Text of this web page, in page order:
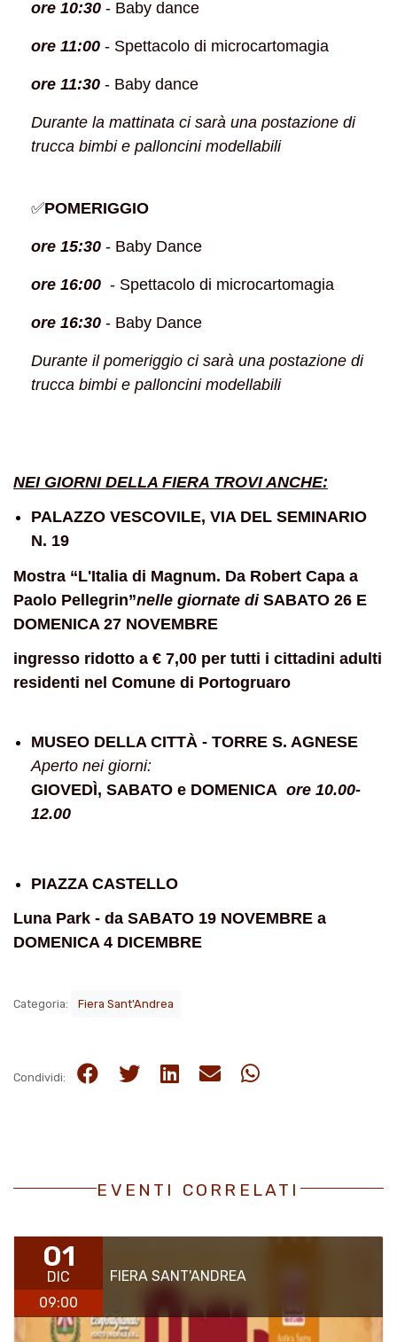
ore 10:30 - Baby dance
ore 11:00 - Spettacolo di microcartomagia
ore 11:30 - Baby dance
Durante la mattinata ci sarà una postazione di
trucca bimbi e palloncini modellabili
✅POMERIGGIO
ore 15:30 - Baby Dance
ore 16:00 - Spettacolo di microcartomagia
ore 16:30 - Baby Dance
Durante il pomeriggio ci sarà una postazione di
trucca bimbi e palloncini modellabili
NEI GIORNI DELLA FIERA TROVI ANCHE:
PALAZZO VESCOVILE, VIA DEL SEMINARIO
N. 19
Mostra “L'Italia di Magnum. Da Robert Capa a
Paolo Pellegrin”nelle giornate di SABATO 26 E
DOMENICA 27 NOVEMBRE
ingresso ridotto a € 7,00 per tutti i cittadini adulti
residenti nel Comune di Portogruaro
MUSEO DELLA CITTÀ - TORRE S. AGNESE
Aperto nei giorni:
GIOVEDÌ, SABATO e DOMENICA ore 10.00-
12.00
PIAZZA CASTELLO
Luna Park - da SABATO 19 NOVEMBRE a
DOMENICA 4 DICEMBRE
Categoria: Fiera Sant'Andrea
Condividi:
EVENTI CORRELATI
01
DIC
09:00
FIERA SANT'ANDREA